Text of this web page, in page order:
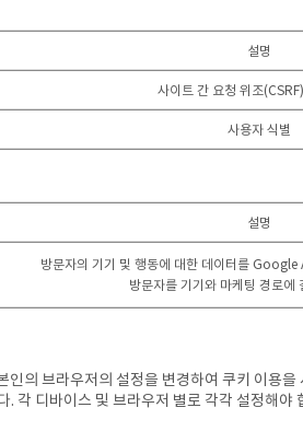
설명
사이트 간 요청 위조
사용자 식별
설명
방문자의 기기 및 행동에 대한 데이터를
방문자를 기기와 마케팅 경로에
의 브라우저의 설정을 변경하여 쿠키 이용
각 디바이스 및 브라우저 별로 각각 설정해